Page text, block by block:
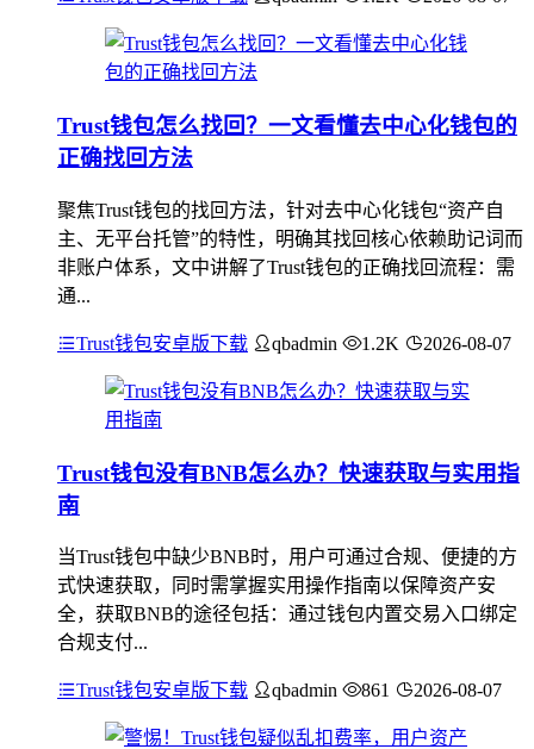
Trust钱包怎么找回？一文看懂去中心化钱包的
正确找回方法
聚焦Trust钱包的找回方法，针对去中心化钱包“资产自
主、无平台托管”的特性，明确其找回核心依赖助记词而
非账户体系，文中讲解了Trust钱包的正确找回流程：需
通...
Trust钱包安卓版下载 qbadmin 1.2K 2026-08-07
Trust钱包没有BNB怎么办？快速获取与实用指
南
当Trust钱包中缺少BNB时，用户可通过合规、便捷的方
式快速获取，同时需掌握实用操作指南以保障资产安
全，获取BNB的途径包括：通过钱包内置交易入口绑定
合规支付...
Trust钱包安卓版下载 qbadmin 861 2026-08-07